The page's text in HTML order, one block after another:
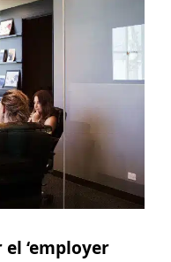
‘employer